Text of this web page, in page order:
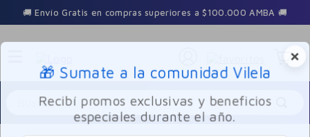
🚚 Envío Gratis en compras superiores a $100.000 AMBA 🚚
Buscar
×
🎁 Sumate a la comunidad Vilela
Recibí promos exclusivas y beneficios
especiales durante el año.